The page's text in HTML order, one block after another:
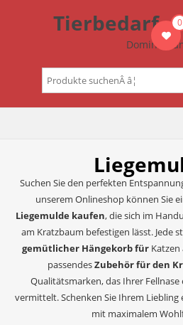
Tierbedarf –
Dominik
0
Suchen
nach:
Suchen Sie den perfekten
unserem Onlineshop können Sie
Liegemulde kaufen, die sich im
am Kratzbaum befestigen lässt. Jede
gemütlicher Hängekorb für Katzen
passendesZubehör für den
Qualitätsmarken, das Ihrer
vermittelt. Schenken Sie Ihrem
mit maximalem